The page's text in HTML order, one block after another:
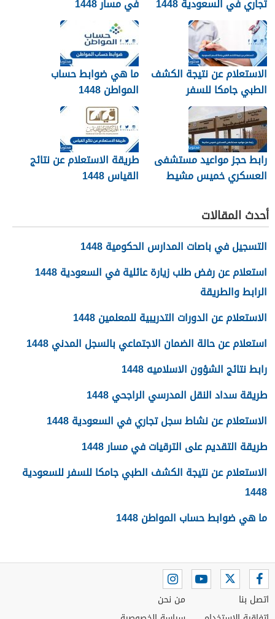
تجاري في السعودية 1448
في مسار 1448
الاستعلام عن نتيجة الكشف
الطبي جامكا للسفر
للسعودية 1448
ما هي ضوابط حساب
المواطن 1448
رابط حجز مواعيد مستشفى
العسكري خميس مشيط
طريقة الاستعلام عن نتائج
القياس 1448
أحدث المقالات
التسجيل في باصات المدارس الحكومية 1448
استعلام عن رفض طلب زيارة عائلية في السعودية 1448
الرابط والطريقة
الاستعلام عن الدورات التدريبية للمعلمين 1448
استعلام عن حالة الضمان الاجتماعي بالسجل المدني 1448
رابط نتائج الشؤون الاسلاميه 1448
طريقة سداد النقل المدرسي الراجحي 1448
الاستعلام عن نشاط سجل تجاري في السعودية 1448
طريقة التقديم على الترقيات في مسار 1448
الاستعلام عن نتيجة الكشف الطبي جامكا للسفر للسعودية
1448
ما هي ضوابط حساب المواطن 1448
اتصل بنا
من نحن